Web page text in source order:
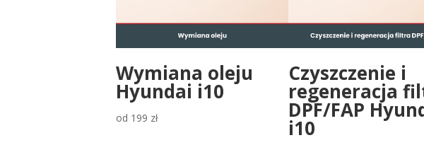
Wymiana oleju
Hyundai i10
od 199 zł
Czyszczenie i
regeneracja
DPF/FAP
i10